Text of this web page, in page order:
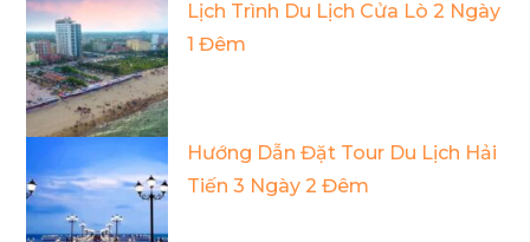
Lịch Trình Du Lịch Cửa Lò 2 Ngày
1 Đêm
Hướng Dẫn Đặt Tour Du Lịch Hải
Tiến 3 Ngày 2 Đêm